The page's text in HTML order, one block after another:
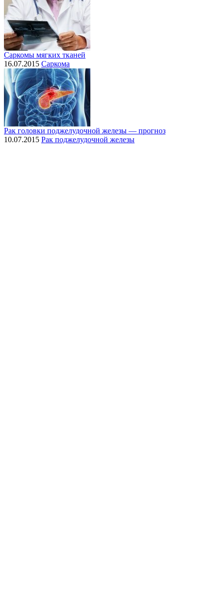
Саркомы мягких тканей
16.07.2015 Саркома
Рак головки поджелудочной железы — прогноз
10.07.2015 Рак поджелудочной железы